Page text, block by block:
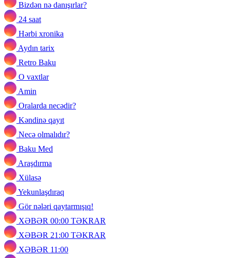
Bizdən nə danışırlar?
24 saat
Hərbi xronika
Aydın tarix
Retro Baku
O vaxtlar
Amin
Oralarda necədir?
Kəndinə qayıt
Necə olmalıdır?
Baku Med
Araşdırma
Xülasə
Yekunlaşdıraq
Gör nələri qaytarmışıq!
XƏBƏR 00:00 TƏKRAR
XƏBƏR 21:00 TƏKRAR
XƏBƏR 11:00